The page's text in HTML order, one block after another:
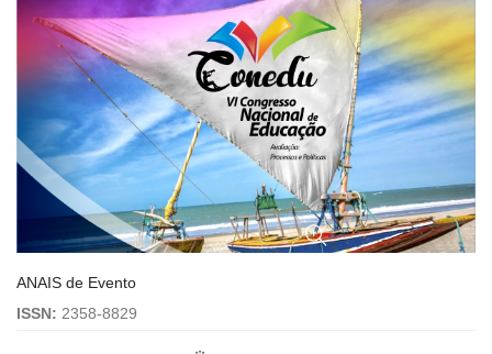
ANAIS de Evento
ISSN: 2358-8829